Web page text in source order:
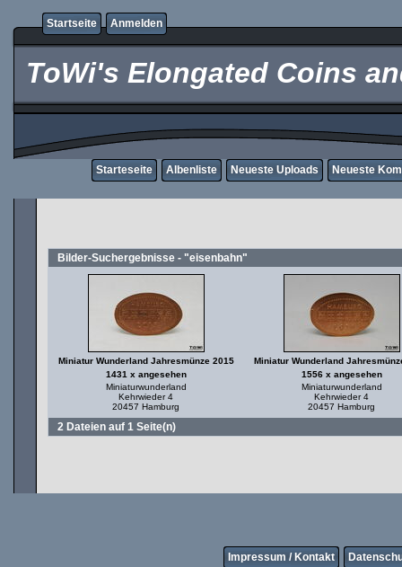
Startseite Anmelden
ToWi's Elongated Coins
Starteseite Albenliste Neueste Uploads Neueste
Bilder-Suchergebnisse - "eisenbahn"
Miniatur Wunderland Jahresmünze 2015
1431 x angesehen
Miniaturwunderland
Kehrwieder 4
20457 Hamburg
Miniatur Wunderland
1556 x angesehen
Miniaturwunderland
Kehrwieder 4
20457 Hamburg
2 Dateien auf 1 Seite(n)
Impressum / Kontakt